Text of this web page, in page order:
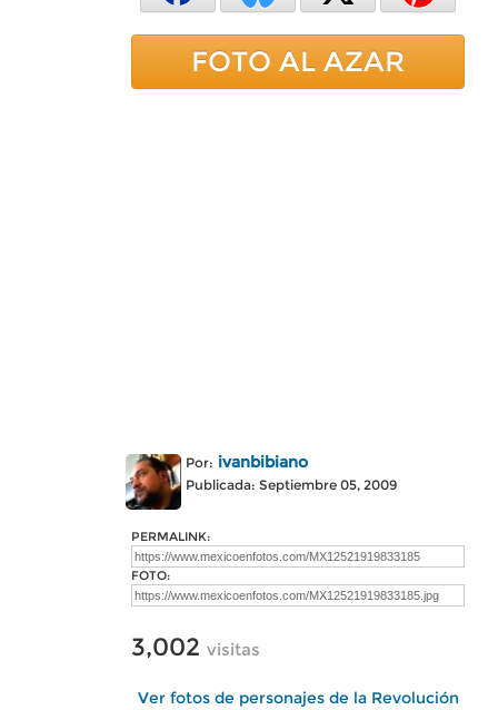
FOTO AL AZAR
Por: ivanbibiano
Publicada: Septiembre 05, 2009
PERMALINK:
FOTO:
3,002 visitas
Ver fotos de personajes de la Revolución